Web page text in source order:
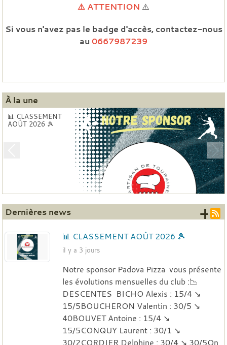
⚠️ ATTENTION ⚠️
Si vous n'avez pas le badge d'accès, contactez-nous
au 0667987239
À la une
📊 CLASSEMENT
AOÛT 2026 🎾
Next
Dernières news
📊 CLASSEMENT AOÛT 2026 🎾
il y a 3 jours
Notre sponsor Padova Pizza vous présente
les évolutions mensuelles du club :📉
DESCENTES BICHO Alexis : 15/4 ↘️
15/5BOUCHERON Valentin : 30/5 ↘️
40BOUVET Antoine : 15/4 ↘️
15/5CONQUY Laurent : 30/1 ↘️
30/2CORDIER Delphine : 30/4 ↘️ 30/5On
+